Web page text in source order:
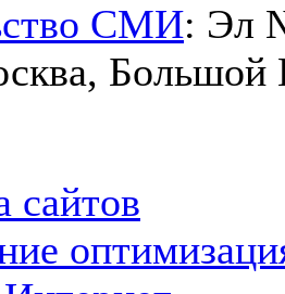
СМИ: Эл
Большой
сайтов